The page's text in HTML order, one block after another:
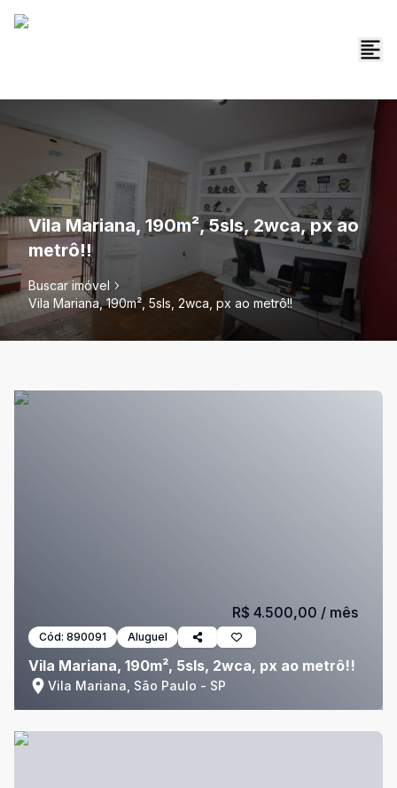
Vila Mariana, 190m², 5sls, 2wca, px ao
metrô!!
Buscar imóvel
Vila Mariana, 190m², 5sls, 2wca, px ao metrô!!
Cód: 890091 Aluguel
Vila Mariana, 190m², 5sls, 2wca, px ao metrô!!
Vila Mariana, São Paulo - SP
R$ 4.500,00 / mês